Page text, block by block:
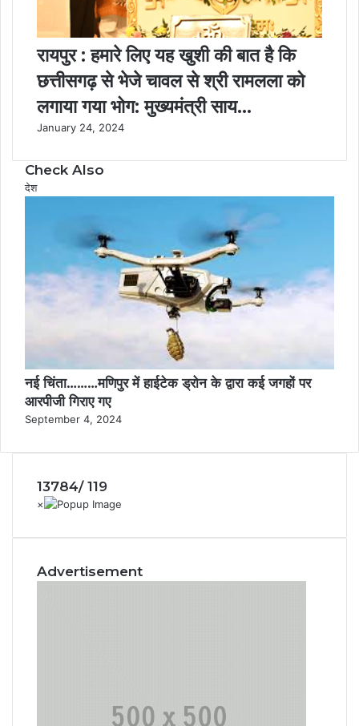
रायपुर : हमारे लिए यह खुशी की बात है कि
छत्तीसगढ़ से भेजे चावल से श्री रामलला को
लगाया गया भोग: मुख्यमंत्री साय…
January 24, 2024
Check Also
C
देश
नई चिंता………मणिपुर में हाईटेक ड्रोन के द्वारा कई जगहों पर
आरपीजी गिराए गए
September 4, 2024
13784/ 119
Advertisement